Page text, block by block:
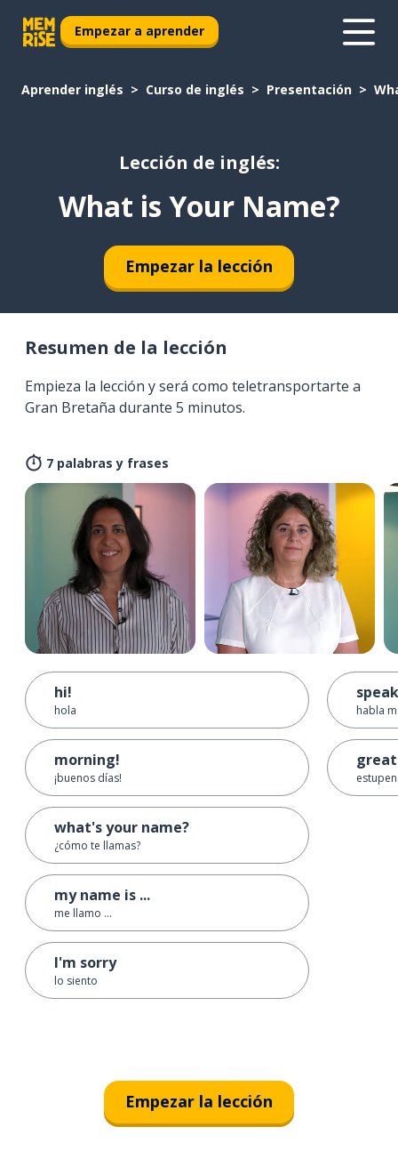
Empezar a aprender
Aprender inglés Curso de inglés Presentación
Lección de inglés:
What is Your Name?
Empezar la lección
Resumen de la lección
Empieza la lección y será como teletransportarte a
Gran Bretaña durante 5 minutos.
7 palabras y frases
hi!
hola
morning!
¡buenos días!
what's your name?
¿cómo te llamas?
my name is ...
me llamo ...
I'm sorry
lo siento
habla
great
Empezar la lección